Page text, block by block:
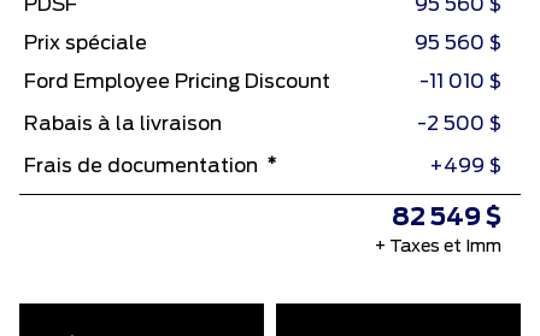
PDSF
95 560 $
Prix spéciale
95 560 $
Ford Employee Pricing Discount
-11 010 $
Rabais à la livraison -2 500 $
Frais de documentation * +499 $
82 549 $
+ Taxes et Imm